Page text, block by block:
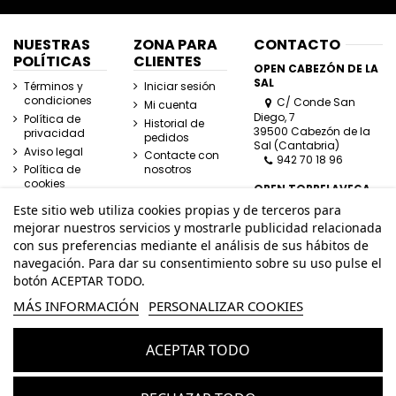
NUESTRAS
POLÍTICAS
Términos y
condiciones
Política de
privacidad
Aviso legal
Política de
cookies
ZONA PARA
CLIENTES
Iniciar sesión
Mi cuenta
Historial de
pedidos
Contacte con
nosotros
CONTACTO
OPEN CABEZÓN DE LA
SAL
C/ Conde San
Diego, 7
39500 Cabezón de la
Sal (Cantabria)
942 70 18 96
OPEN TORRELAVEGA
C/ José Posada
Herrera, Esquina
Lasaga Larreta
39300 Torrelavega
(Cantabria)
Este sitio web utiliza cookies propias y de terceros para
mejorar nuestros servicios y mostrarle publicidad relacionada
con sus preferencias mediante el análisis de sus hábitos de
navegación. Para dar su consentimiento sobre su uso pulse el
botón ACEPTAR TODO.
MÁS INFORMACIÓN PERSONALIZAR COOKIES
ACEPTAR TODO
© Todos los derechos reservados - Powered bybytefactory